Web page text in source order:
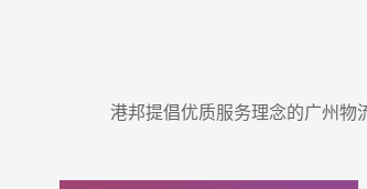
港邦提倡优质服务理念的广州物